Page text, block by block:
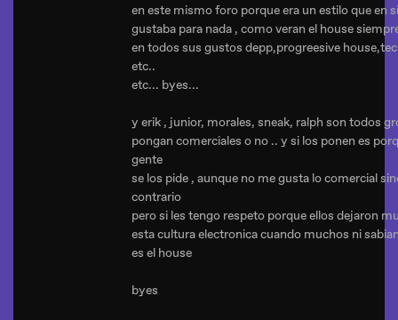
en este mismo foro porque era un estilo que en
gustaba para nada , como veran el house
en todos sus gustos depp,progreesive
etc..
etc... byes...
y erik , junior, morales, sneak, ralph son todos
pongan comerciales o no .. y si los ponen es
gente
se los pide , aunque no me gusta lo comercial
contrario
pero si les tengo respeto porque ellos dejaron
esta cultura electronica cuando muchos ni
es el house
byes